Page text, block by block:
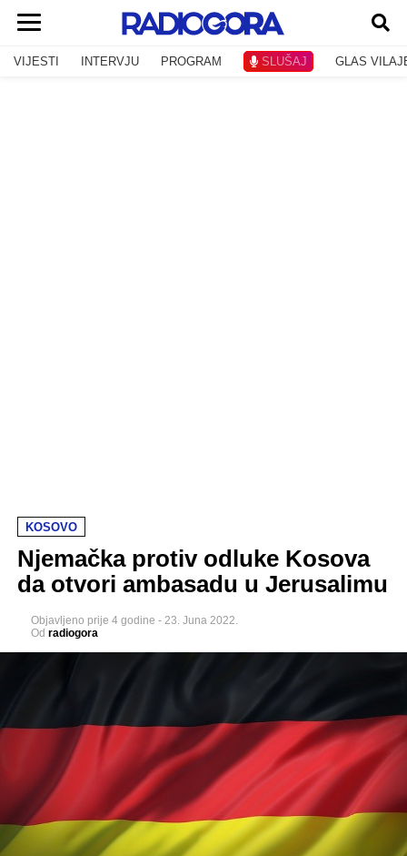
VIJESTI INTERVJU PROGRAM SLUŠAJ GLAS
KOSOVO
Njemačka protiv odluke Kosova
da otvori ambasadu u Jerusalimu
Objavljeno prije 4 godine - 23. Juna 2022.
Od radiogora